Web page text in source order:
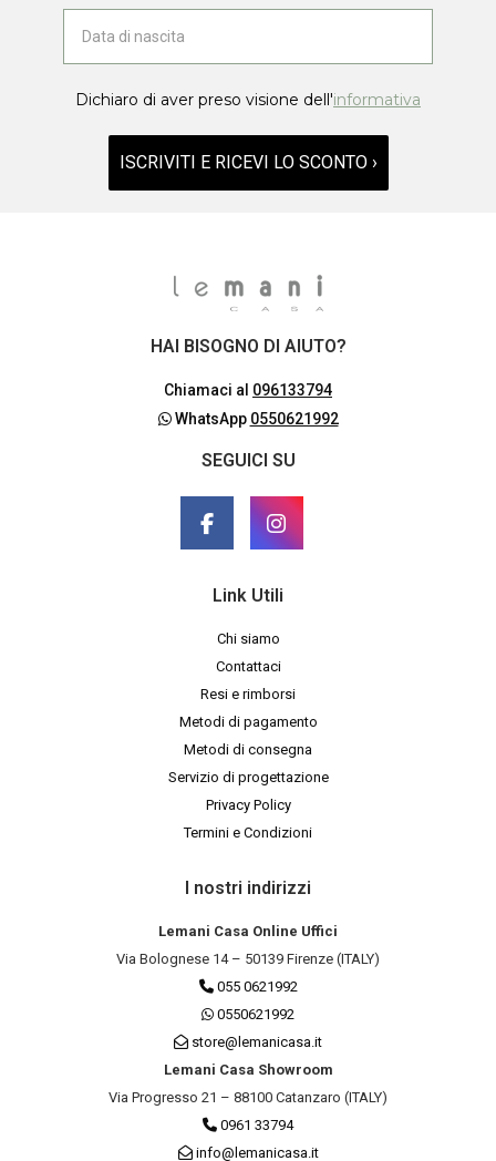
Dichiaro di aver preso visione dell'informativa
ISCRIVITI E RICEVI LO SCONTO ›
HAI BISOGNO DI AIUTO?
Chiamaci al 096133794
WhatsApp 0550621992
SEGUICI SU
Link Utili
Chi siamo
Contattaci
Resi e rimborsi
Metodi di pagamento
Metodi di consegna
Servizio di progettazione
Privacy Policy
Termini e Condizioni
I nostri indirizzi
Lemani Casa Online Uffici
Via Bolognese 14 – 50139 Firenze (ITALY)
055 0621992
0550621992
store@lemanicasa.it
Lemani Casa Showroom
Via Progresso 21 – 88100 Catanzaro (ITALY)
0961 33794
info@lemanicasa.it